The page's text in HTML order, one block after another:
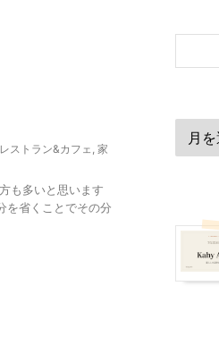
レストラン&カフェ 家
も多いと思います
を省くことでその分